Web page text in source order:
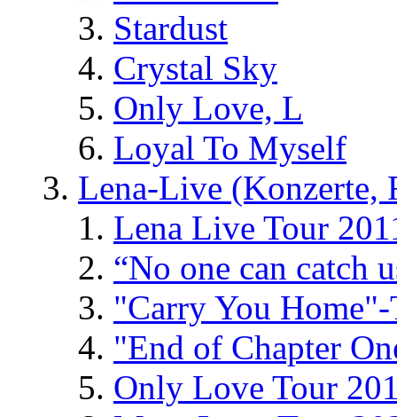
Stardust
Crystal Sky
Only Love, L
Loyal To Myself
Lena-Live (Konzerte,
Lena Live Tour
“No one can catch
"Carry You
"End of Chapter
Only Love Tour